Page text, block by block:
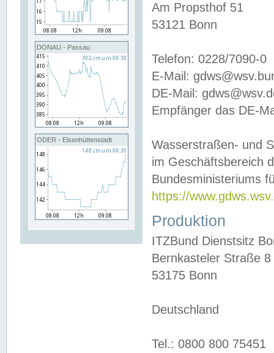
DONAU - Passau
ODER - Eisenhüttenstadt
Am Propsthof 51
53121 Bonn
Telefon: 0228/7090-0
E-Mail:
DE-Mail:
Empfänger das DE-
Wasserstraßen- und
im Geschäftsbereich
Bundesministeriums
https://
Produktion
ITZBund Dienstsitz
Bernkasteler Straße 8
53175 Bonn
Deutschland
Tel.: 0800 800 75451